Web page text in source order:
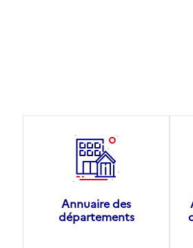
Annuaire des
départements